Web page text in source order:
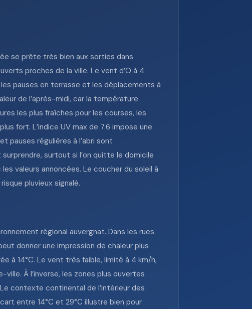
se prête très bien aux sorties dans
proches de la ville. Le vent d’O à 4
pauses en terrasse et les déplacements à
de l’après-midi, car la température
les plus fraîches pour les courses, les
fort. L’indice UV max de 7.6 impose une
régulières à l’abri sont
surtout si l’on quitte le domicile
valeurs annoncées. Le coucher du soleil à
pluvieux signalé.
régional auvergnat. Dans les rues
donner une impression de chaleur plus
à 14°C. Le vent très faible, limité à 4 km/h,
À l’inverse, les zones plus ouvertes
contexte continental de l’intérieur des
entre 14°C et 29°C illustre bien pour